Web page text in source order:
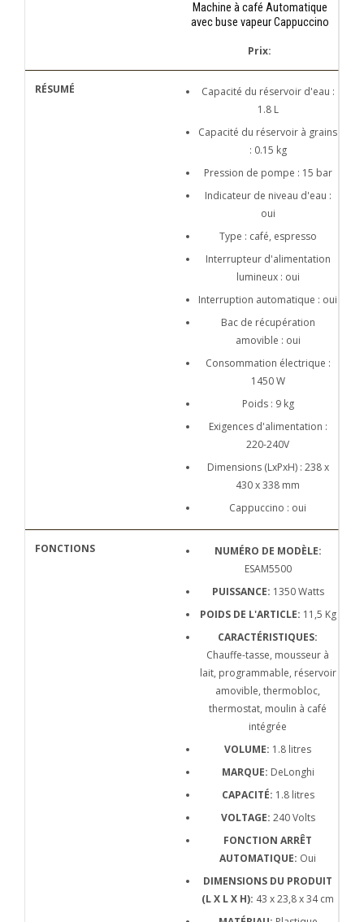
Machine à café Automatique
avec buse vapeur Cappuccino
Prix:
Capacité du réservoir d'eau :
1.8 L
Capacité du réservoir à grains
: 0.15 kg
Pression de pompe : 15 bar
Indicateur de niveau d'eau :
oui
Type : café, espresso
Interrupteur d'alimentation
lumineux : oui
Interruption automatique : oui
Bac de récupération
amovible : oui
Consommation électrique :
1450 W
Poids : 9 kg
Exigences d'alimentation :
220-240V
Dimensions (LxPxH) : 238 x
430 x 338 mm
Cappuccino : oui
NUMÉRO DE MODÈLE:
ESAM5500
PUISSANCE: 1350 Watts
POIDS DE L'ARTICLE: 11,5 Kg
CARACTÉRISTIQUES:
Chauffe-tasse, mousseur à
lait, programmable, réservoir
amovible, thermobloc,
thermostat, moulin à café
intégrée
VOLUME: 1.8 litres
MARQUE: DeLonghi
CAPACITÉ: 1.8 litres
VOLTAGE: 240 Volts
FONCTION ARRÊT
AUTOMATIQUE: Oui
DIMENSIONS DU PRODUIT
(L X L X H): 43 x 23,8 x 34 cm